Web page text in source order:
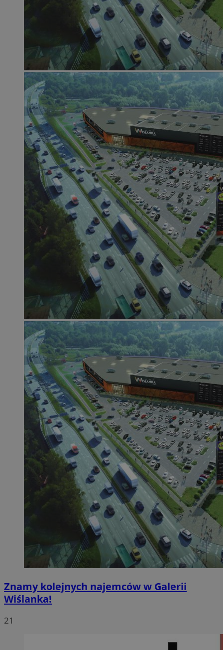
Znamy kolejnych najemców w Galerii
Wiślanka!
21